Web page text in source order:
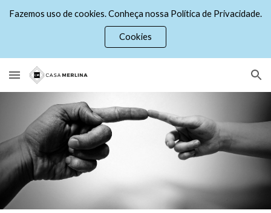
Fazemos uso de cookies. Conheça nossa Política de Privacidade.
Cookies